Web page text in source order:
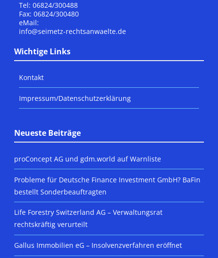
Tel: 06824/300488
Fax: 06824/300480
eMail:
info@seimetz-rechtsanwaelte.de
Wichtige Links
Kontakt
Impressum/Datenschutzerklärung
Neueste Beiträge
proConcept AG und gdm.world auf Warnliste
Probleme für Deutsche Finance Investment GmbH? BaFin
bestellt Sonderbeauftragten
Life Forestry Switzerland AG – Verwaltungsrat
rechtskräftig verurteilt
Gallus Immobilien eG – Insolvenzverfahren eröffnet